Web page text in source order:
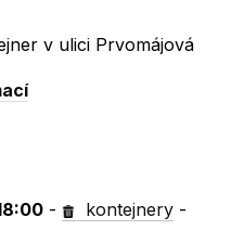
v ulici Prvomájová
- kontejnery -